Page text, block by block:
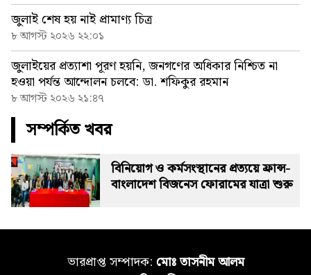
জুলাই শেষ হয় নাই প্রামাণ্য চিত্র
৮ আগস্ট ২০২৬ ২২:০১
জুলাইয়ের প্রত্যাশা পূরণ হয়নি, জনগণের অধিকার নিশ্চিত না
হওয়া পর্যন্ত আন্দোলন চলবে: ডা. শফিকুর রহমান
৮ আগস্ট ২০২৬ ২১:৪৭
সম্পর্কিত খবর
বিনিয়োগ ও কর্মসংস্থানের প্রত্যয়ে ফ্রান্স-
বাংলাদেশ বিজনেস ফোরামের যাত্রা শুরু
ভারপ্রাপ্ত সম্পাদক: মোঃ তাসনীম আলম